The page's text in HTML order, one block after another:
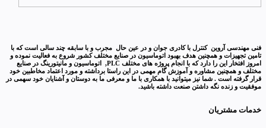
فنی مهندسی آروین کنترل با کادری جوان و در عین حال مجرب و با سابقه چند سالی است که با
تامین تجهیزات و همچنین هدف بهبود اتوماسیون در صنایع مختلف کشور شروع به فعالیت نموده و
امروز افتخار این را دارد که با انجام پروژه های مختلف PLC, اتوماسیون و مانیتورینگ در صنایع
مختلف و همچنین مشاوره و آموزش گام مهمی در این راستا برداشته و مورد اعتماد مخاطبین خود
قرار گرفته است . شما نیز میتوانید با همکاری با ما و معرفی ما به دوستان و آشنایان خود سهمی در
موفقیت و زنده نگه داشتن صنعت داشته باشید.
خدمات مشتریان